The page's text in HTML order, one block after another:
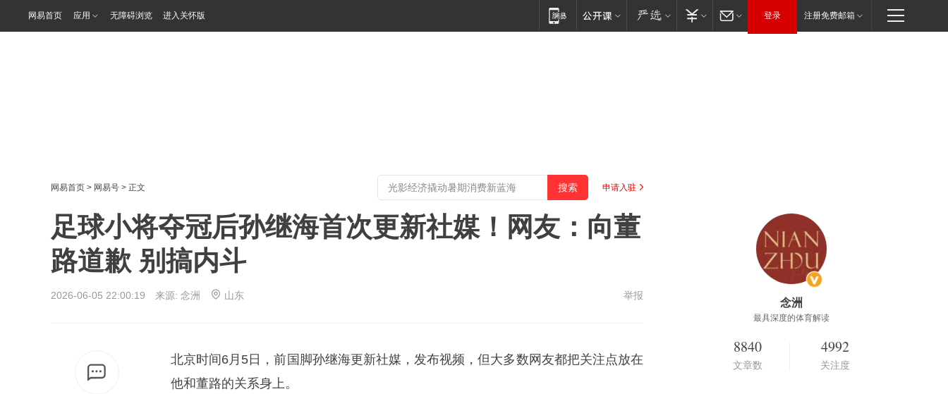
网易首页 应用 无障碍浏览 进入关怀版 登录 注册免费邮箱
网易首页 > 网易号 > 正文 申请入驻
足球小将夺冠后孙继海首次更新社媒！网友：向董
路道歉 别搞内斗
2026-06-05 22:00:19 来源: 念洲 山东 举报
北京时间6月5日，前国脚孙继海更新社媒，发布视频，但大多数网友都把关注点放在
他和董路的关系身上。
念洲
最具深度的体育解读
8840
文章数
4992
关注度